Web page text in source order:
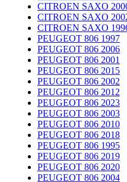
CITROEN SAXO
CITROEN SAXO
CITROEN SAXO
PEUGEOT 806 1997
PEUGEOT 806 2006
PEUGEOT 806 2001
PEUGEOT 806 2015
PEUGEOT 806 2002
PEUGEOT 806 2012
PEUGEOT 806 2023
PEUGEOT 806 2003
PEUGEOT 806 2010
PEUGEOT 806 2018
PEUGEOT 806 1995
PEUGEOT 806 2019
PEUGEOT 806 2020
PEUGEOT 806 2004